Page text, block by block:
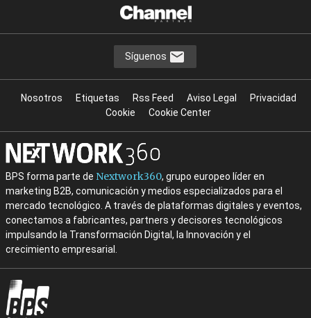
Síguenos
Nosotros Etiquetas Rss Feed Aviso Legal
Privacidad
Cookie
Cookie Center
BPS forma parte de Nextwork360, grupo europeo líder en
marketing B2B, comunicación y medios especializados para el
mercado tecnológico. A través de plataformas digitales y eventos,
conectamos a fabricantes, partners y decisores tecnológicos
impulsando la Transformación Digital, la Innovación y el
crecimiento empresarial.